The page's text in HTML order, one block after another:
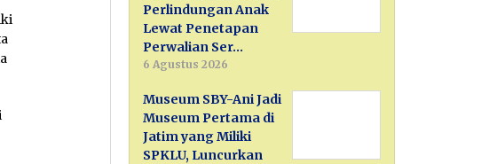
Perlindungan Anak
Lewat Penetapan
Perwalian Ser…
6 Agustus 2026
Museum SBY-Ani Jadi
Museum Pertama di
Jatim yang Miliki
SPKLU, Luncurkan